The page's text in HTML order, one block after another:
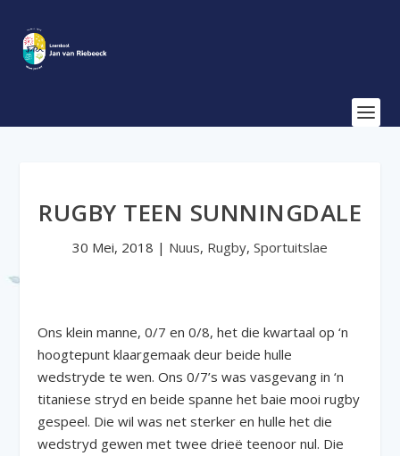
RUGBY TEEN SUNNINGDALE
30 Mei, 2018 | Nuus, Rugby, Sportuitslae
Ons klein manne, 0/7 en 0/8, het die kwartaal op ‘n
hoogtepunt klaargemaak deur beide hulle
wedstryde te wen. Ons 0/7’s was vasgevang in ‘n
titaniese stryd en beide spanne het baie mooi rugby
gespeel. Die wil was net sterker en hulle het die
wedstryd gewen met twee drieë teenoor nul. Die